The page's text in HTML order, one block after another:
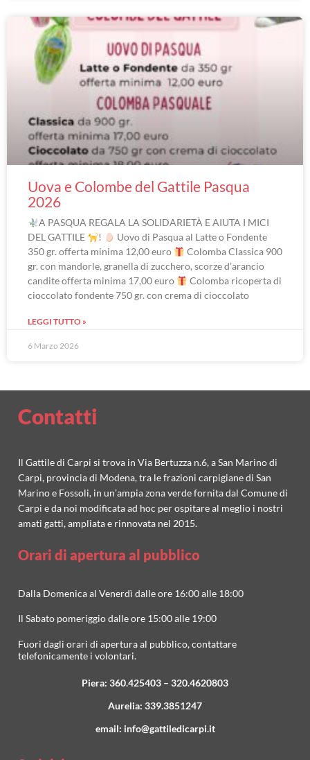
Uova e Colombe del Gattile Pasqua
2026
A PASQUA REGALA LA SOLIDARIETÀ E AIUTA I MICI
DEL GATTILE
!
Uovo di Pasqua al Latte o Fondente
350 gr. offerta minima 12,00 euro
Colomba Classica 900
gr. con mandorle, granella di zucchero, scorze d’arancio
candite offerta minima 17,00 euro
Colomba ricoperta di
cioccolato fondente 750 gr. con crema di cioccolato
LEGGI TUTTO »
6 Marzo 2026
Contatti
Il Gattile di Carpi si trova in Via Bertuzza n.6, a San Marino di
Carpi, provincia di Modena, tra le frazioni carpigiane di San
Marino e Fossoli, in un’ampia zona verde fornita dal Comune di
Carpi e da noi modificata ad hoc per ospitare al meglio i nostri
amati gatti, ampliata e rinnovata nel 2015.
Orari di apertura al pubblico
Dalla Domenica al Venerdì dalle ore 16:00 alle 18:00
Il Sabato pomeriggio dalle ore 15:00 alle 19:00
Fuori dagli orari di apertura al pubblico, contattare
telefonicamente i volontari.
Piera: 360.425403 – 320.4620803
Aurelia: 339.3851247
email: info@gattiledicarpi.it